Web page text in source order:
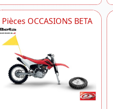
Pièces OCCASIONS BETA